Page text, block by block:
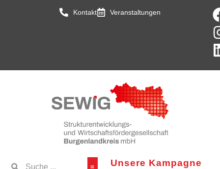
Kontakt Veranstaltungen
Unsere Kampagne